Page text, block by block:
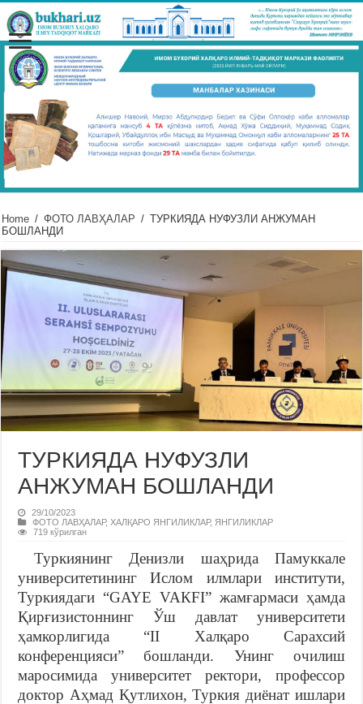
Home / ФОТО ЛАВҲАЛАР / ТУРКИЯДА НУФУЗЛИ АНЖУМАН
БОШЛАНДИ
ТУРКИЯДА НУФУЗЛИ
АНЖУМАН БОШЛАНДИ
29/10/2023
ФОТО ЛАВҲАЛАР,ХАЛҚАРО ЯНГИЛИКЛАР, ЯНГИЛИКЛАР
719 кўрилган
Туркиянинг Денизли шаҳрида Памуккале
университетининг Ислом илмлари институти,
Туркиядаги “GAYE VAКFI” жамғармаси ҳамда
Қирғизистоннинг Ўш давлат университети
ҳамкорлигида “II Халқаро Сарахсий
конференцияси” бошланди. Унинг очилиш
маросимида университет ректори, профессор
доктор Аҳмад Қутлихон, Туркия диёнат ишлари